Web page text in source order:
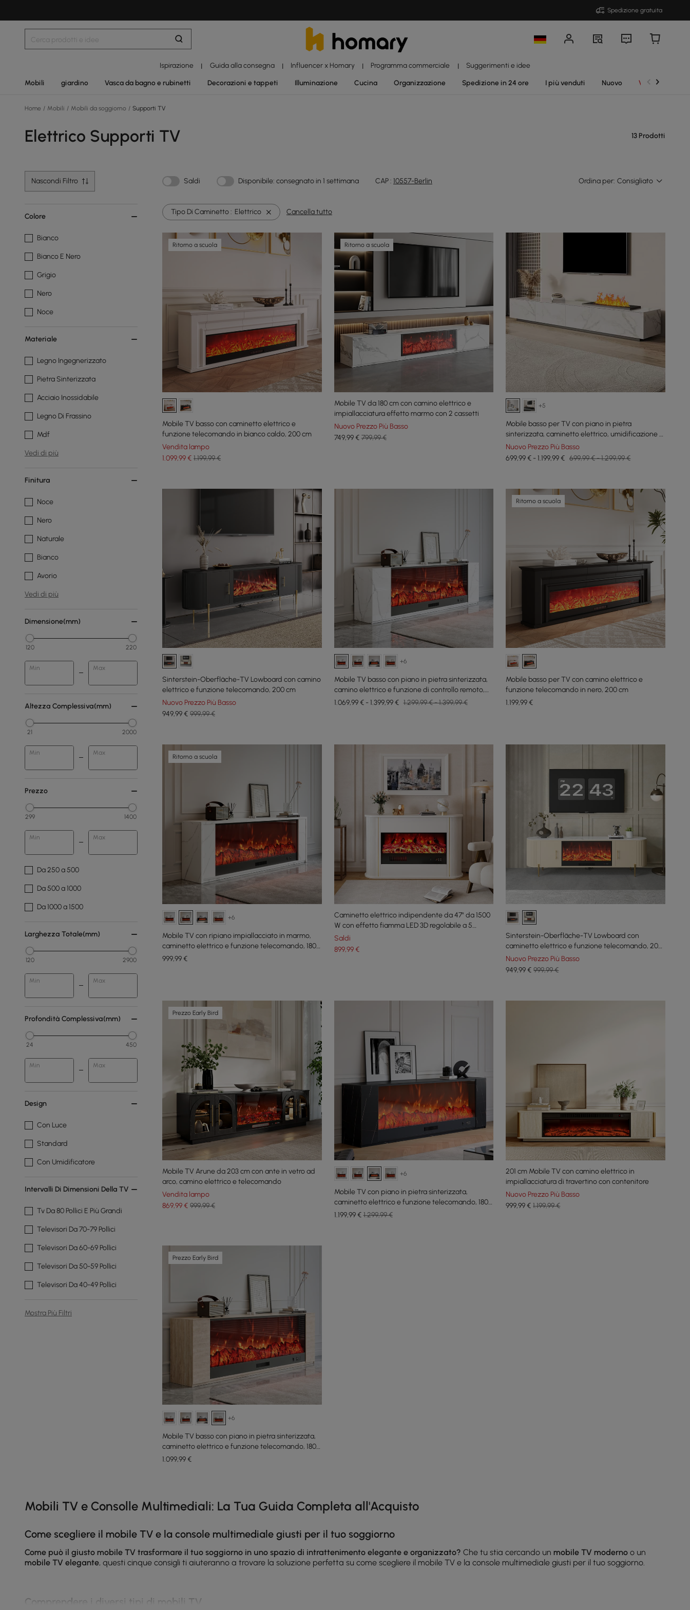
Spedizione gratuita
Ispirazione | Guida alla consegna | Influencer x Homary | Programma commerciale | Suggerimenti e idee
Mobili giardino Vasca da bagno e rubinetti Decorazioni e tappeti Illuminazione Cucina Organizzazione Spedizione in 24 ore I più venduti Nuovo Vendite
Home / Mobili / Mobili da soggiorno / Supporti TV
Elettrico Supporti TV 13 Prodotti
Nascondi Filtro Saldi Disponibile: consegnato in 1 settimana CAP : 10557-Berlin Ordina per: Consigliato
Colore
Bianco
Bianco E Nero
Grigio
Nero
Noce
Materiale
Legno Ingegnerizzato
Pietra Sinterizzata
Acciaio Inossidabile
Legno Di Frassino
Mdf
Vedi di più
Finitura
Noce
Nero
Naturale
Bianco
Avorio
Vedi di più
Dimensione(mm)
120 220
Min Max
Altezza Complessiva(mm)
21 2000
Min Max
Prezzo
299 1400
Min Max
Da 250 a 500
Da 500 a 1000
Da 1000 a 1500
Larghezza Totale(mm)
120 2900
Min Max
Profondità Complessiva(mm)
24 450
Min Max
Design
Con Luce
Standard
Con Umidificatore
Intervalli Di Dimensioni Della TV
Tv Da 80 Pollici E Più Grandi
Televisori Da 70-79 Pollici
Televisori Da 60-69 Pollici
Televisori Da 50-59 Pollici
Televisori Da 40-49 Pollici
Mostra Più Filtri
Tipo Di Caminetto : Elettrico Cancella tutto
Ritorno a scuola
Mobile TV basso con caminetto elettrico e
funzione telecomando in bianco caldo, 200 cm
Vendita lampo
1.099,99€ 1.199,99 €
Ritorno a scuola
Mobile TV da 180 cm con camino elettrico e
impiallacciatura effetto marmo con 2 cassetti
Nuovo Prezzo Più Basso
749,99€ 799,99 €
+5
Mobile basso per TV con piano in pietra
sinterizzata, caminetto elettrico, umidificazione e
2 cassetti, 220 cm
Nuovo Prezzo Più Basso
699,99 € - 1.199,99 € 699,99 € - 1.299,99 €
Sinterstein-Oberfläche-TV Lowboard con camino
elettrico e funzione telecomando, 200 cm
Nuovo Prezzo Più Basso
949,99€ 999,99 €
+6
Mobile TV basso con piano in pietra sinterizzata,
camino elettrico e funzione di controllo remoto,
220 cm
1.069,99 € - 1.399,99 € 1.299,99 € - 1.399,99 €
Ritorno a scuola
Mobile basso per TV con camino elettrico e
funzione telecomando in nero, 200 cm
1.199,99€
Ritorno a scuola
+6
Mobile TV con ripiano impiallacciato in marmo,
caminetto elettrico e funzione telecomando, 180
cm
999,99€
Caminetto elettrico indipendente da 47" da 1500
W con effetto fiamma LED 3D regolabile a 5
marce
Saldi
899,99€
Sinterstein-Oberfläche-TV Lowboard con
caminetto elettrico e funzione telecomando, 200
cm
Nuovo Prezzo Più Basso
949,99€ 999,99 €
Prezzo Early Bird
Mobile TV Arune da 203 cm con ante in vetro ad
arco, camino elettrico e telecomando
Vendita lampo
869,99€ 999,99 €
+6
Mobile TV con piano in pietra sinterizzata,
caminetto elettrico e funzione telecomando, 180
cm
1.199,99€ 1.299,99 €
201 cm Mobile TV con camino elettrico in
impiallacciatura di travertino con contenitore
Nuovo Prezzo Più Basso
999,99€ 1.199,99 €
Prezzo Early Bird
+6
Mobile TV basso con piano in pietra sinterizzata,
caminetto elettrico e funzione telecomando, 180
cm
1.099,99€
Mobili TV e Consolle Multimediali: La Tua Guida Completa all'Acquisto
Come scegliere il mobile TV e la console multimediale giusti per il tuo soggiorno
Come può il giusto mobile TV trasformare il tuo soggiorno in uno spazio di intrattenimento elegante e organizzato? Che tu stia cercando un mobile TV moderno o un
mobile TV elegante, questi cinque consigli ti aiuteranno a trovare la soluzione perfetta su come scegliere il mobile TV e la console multimediale giusti per il tuo soggiorno.
Comprendere i diversi tipi di mobili TV